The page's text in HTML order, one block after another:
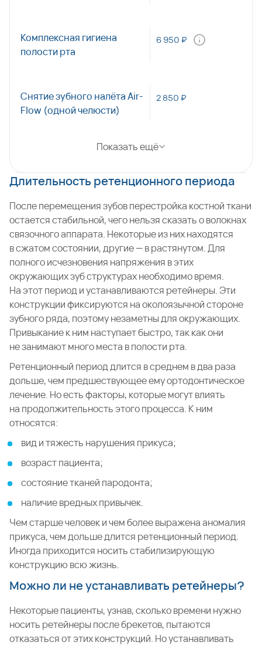
Комплексная гигиена
полости рта
6 950 ₽
Снятие зубного налёта Air-
Flow (одной челюсти)
2 850 ₽
Показать ещё
Длительность ретенционного периода
После перемещения зубов перестройка костной ткани
остается стабильной, чего нельзя сказать о волокнах
связочного аппарата. Некоторые из них находятся
в сжатом состоянии, другие — в растянутом. Для
полного исчезновения напряжения в этих
окружающих зуб структурах необходимо время.
На этот период и устанавливаются ретейнеры. Эти
конструкции фиксируются на околоязычной стороне
зубного ряда, поэтому незаметны для окружающих.
Привыкание к ним наступает быстро, так как они
не занимают много места в полости рта.
Ретенционный период длится в среднем в два раза
дольше, чем предшествующее ему ортодонтическое
лечение. Но есть факторы, которые могут влиять
на продолжительность этого процесса. К ним
относятся:
вид и тяжесть нарушения прикуса;
возраст пациента;
состояние тканей пародонта;
наличие вредных привычек.
Чем старше человек и чем более выражена аномалия
прикуса, чем дольше длится ретенционный период.
Иногда приходится носить стабилизирующую
конструкцию всю жизнь.
Можно ли не устанавливать ретейнеры?
Некоторые пациенты, узнав, сколько времени нужно
носить ретейнеры после брекетов, пытаются
отказаться от этих конструкций. Но устанавливать